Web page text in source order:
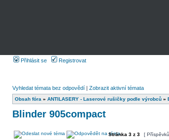
Přihlásit se Registrovat
Vyhledat témata bez odpovědí | Zobrazit aktivní témata
Obsah fóra » ANTILASERY - Laserové rušičky podle výrobců »
Blinder 905compact
Stránka 3 z 3 [